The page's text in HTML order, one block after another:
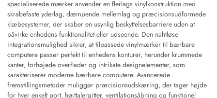
specialiserede mærker anvender en flerlags vinylkonstruktion med
skrabefaste yderlag, dæmpende mellemlag og præcisionsudformede
klæbesystemer, der skaber en usynlig beskyttelsesbarriere uden at
påvirke enhedens funktionalitet eller udseende. Den nahtløse
integrationsmulighed sikrer, at tilpassede vinylmærker til bærbare
computere passer perfekt til enhedens konturer, herunder krummede
kanter, forhøjede overflader og intrikate designelementer, som
karakteriserer moderne bærbare computere. Avancerede
fremstillingsmetoder muliggør præcisionsudskæring, der tager højde
for hver enkelt port, højttalergitter, ventilationsåbning og funktionel